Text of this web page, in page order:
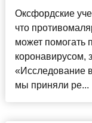
Оксфордские
что
может помогать
коронавирусом,
«Исследование
мы приняли ре...